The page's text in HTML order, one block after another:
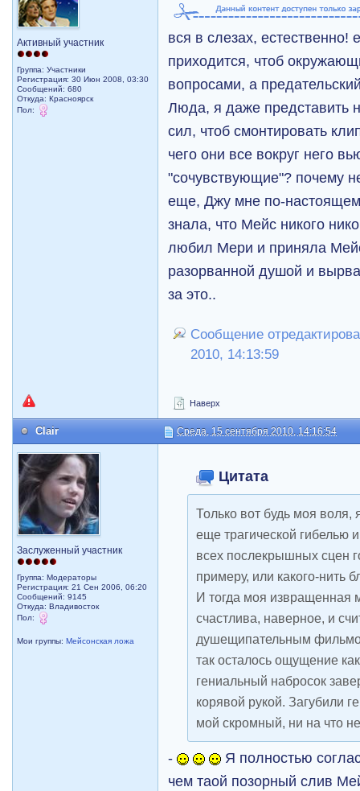
Активный участник
Группа: Участники
Регистрация: 30 Июн 2008, 03:30
Сообщений: 680
Откуда: Красноярск
Пол:
вся в слезах,
приходится, чтоб
вопросами, а
Люда, я даже представить
сил, чтоб смонтировать
чего они все вокруг него
"сочувствующие"? почему
еще, Джу мне по-
знала, что Мейс никого
любил Мери и приняла
разорванной душой и
за это..
Сообщение
2010, 14:13:59
Наверх
Clair Среда, 15 сентября 2010, 14:16:54
Заслуженный участник
Группа: Модераторы
Регистрация: 21 Сен 2006, 06:20
Сообщений: 9145
Откуда: Владивосток
Пол:
Мои группы:Мейсонская ложа
Цитата
Только вот будь моя воля,
еще трагической гибелью
всех послекрышных сцен
примеру, или какого-нить
И тогда моя извращенная
счастлива, наверное, и
душещипательным
так осталось ощущение
гениальный набросок
корявой рукой. Загубили
мой скромный, ни на что
-
Я полностью
чем таой позорный слив